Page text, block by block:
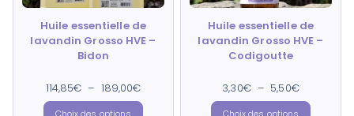
Huile essentielle de
lavandin Grosso HVE –
Bidon
114,85€ – 189,00€
Choix des options
Huile essentielle de
lavandin Grosso HVE –
Codigoutte
3,30€ – 5,50€
Choix des options